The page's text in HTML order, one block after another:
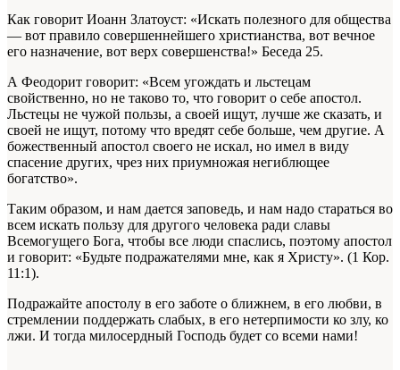
Как говорит Иоанн Златоуст: «Искать полезного для общества
— вот правило совершеннейшего христианства, вот вечное
его назначение, вот верх совершенства!» Беседа 25.
А Феодорит говорит: «Всем угождать и льстецам
свойственно, но не таково то, что говорит о себе апостол.
Льстецы не чужой пользы, а своей ищут, лучше же сказать, и
своей не ищут, потому что вредят себе больше, чем другие. А
божественный апостол своего не искал, но имел в виду
спасение других, чрез них приумножая негиблющее
богатство».
Таким образом, и нам дается заповедь, и нам надо стараться во
всем искать пользу для другого человека ради славы
Всемогущего Бога, чтобы все люди спаслись, поэтому апостол
и говорит: «Будьте подражателями мне, как я Христу». (1 Кор.
11:1).
Подражайте апостолу в его заботе о ближнем, в его любви, в
стремлении поддержать слабых, в его нетерпимости ко злу, ко
лжи. И тогда милосердный Господь будет со всеми нами!